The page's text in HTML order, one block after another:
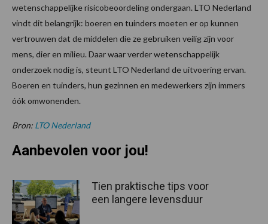
wetenschappelijke risicobeoordeling ondergaan. LTO Nederland
vindt dit belangrijk: boeren en tuinders moeten er op kunnen
vertrouwen dat de middelen die ze gebruiken veilig zijn voor
mens, dier en milieu. Daar waar verder wetenschappelijk
onderzoek nodig is, steunt LTO Nederland de uitvoering ervan.
Boeren en tuinders, hun gezinnen en medewerkers zijn immers
óók omwonenden.
Bron: LTO Nederland
Aanbevolen voor jou!
Tien praktische tips voor
een langere levensduur